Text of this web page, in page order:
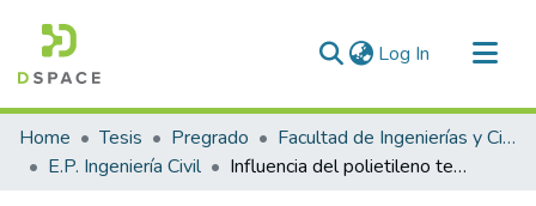
Log In (current)
Communities & Collections
All of DSpace
Home Tesis Pregrado
Facultad de Ingenierías y Ciencias Puras
E.P. Ingeniería Civil
Influencia del polietileno tereftalato reciclado en las propiedades físicas y mecánicas de las unidades de albañilería de concreto